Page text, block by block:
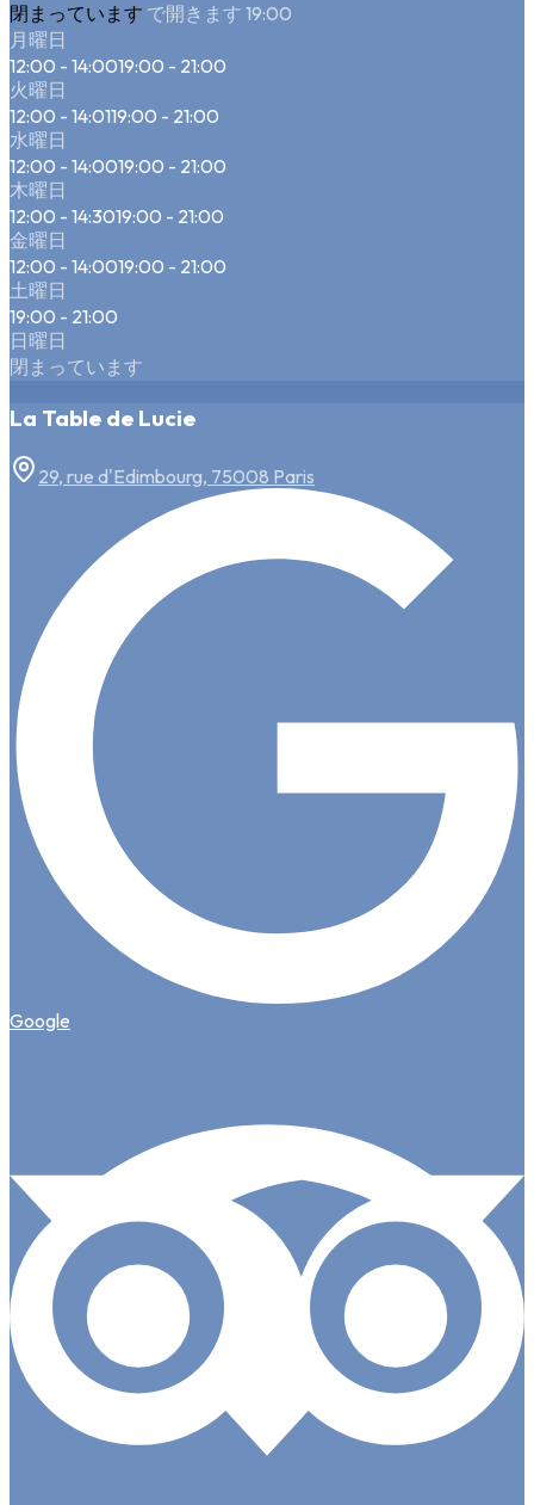
閉まっています で開きます 19:00
月曜日
12:00 - 14:0019:00 - 21:00
火曜日
12:00 - 14:0119:00 - 21:00
水曜日
12:00 - 14:0019:00 - 21:00
木曜日
12:00 - 14:3019:00 - 21:00
金曜日
12:00 - 14:0019:00 - 21:00
土曜日
19:00 - 21:00
日曜日
閉まっています
La Table de Lucie
29, rue d'Edimbourg, 75008 Paris
Google